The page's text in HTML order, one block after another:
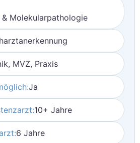
Molekularpathologie
MVZ, Praxis
Ja
10+ Jahre
6 Jahre